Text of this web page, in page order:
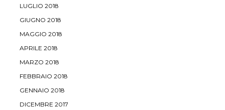
LUGLIO 2018
GIUGNO 2018
MAGGIO 2018
APRILE 2018
MARZO 2018
FEBBRAIO 2018
GENNAIO 2018
DICEMBRE 2017